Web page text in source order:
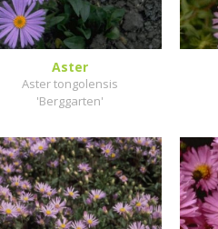
Aster
Aster tongolensis
'Berggarten'